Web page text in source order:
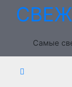
Перейти
Самые